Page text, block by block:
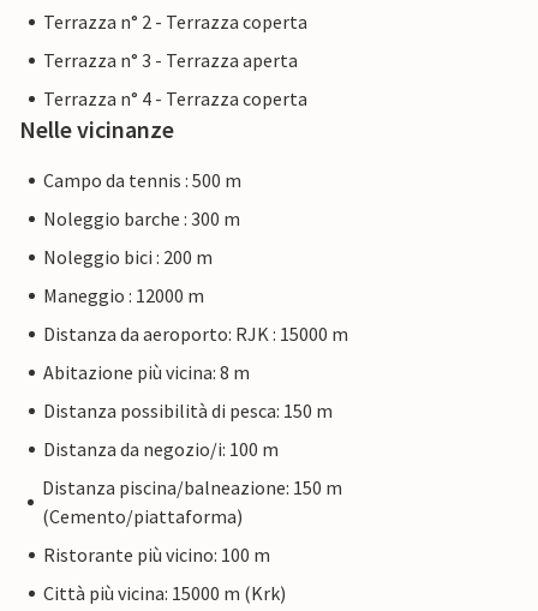
Terrazza n° 2 - Terrazza coperta
Terrazza n° 3 - Terrazza aperta
Terrazza n° 4 - Terrazza coperta
Nelle vicinanze
Campo da tennis : 500 m
Noleggio barche : 300 m
Noleggio bici : 200 m
Maneggio : 12000 m
Distanza da aeroporto: RJK : 15000 m
Abitazione più vicina: 8 m
Distanza possibilità di pesca: 150 m
Distanza da negozio/i: 100 m
Distanza piscina/balneazione: 150 m
(Cemento/piattaforma)
Ristorante più vicino: 100 m
Città più vicina: 15000 m (Krk)